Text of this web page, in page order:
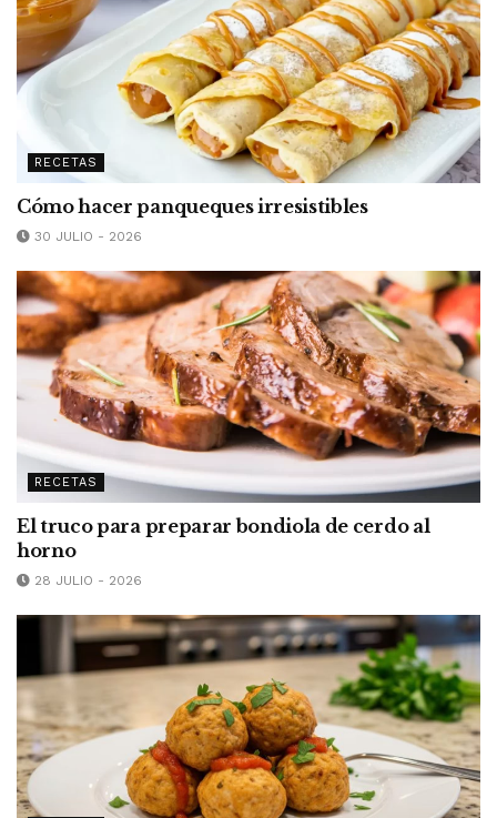
RECETAS
Cómo hacer panqueques irresistibles
30 JULIO - 2026
RECETAS
El truco para preparar bondiola de cerdo al
horno
28 JULIO - 2026